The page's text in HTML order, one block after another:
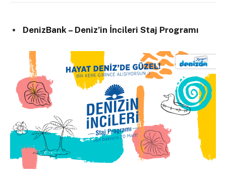
DenizBank – Deniz’in İncileri Staj Programı